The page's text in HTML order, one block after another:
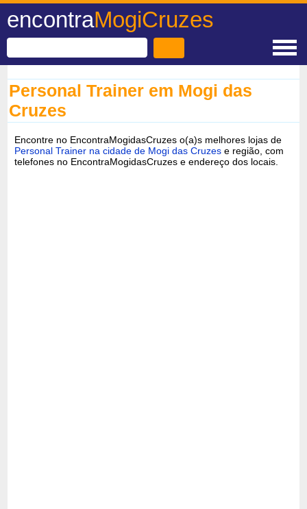
encontraMogiCruzes
Personal Trainer em Mogi das
Cruzes
Encontre no EncontraMogidasCruzes o(a)s melhores lojas de
Personal Trainer na cidade de Mogi das Cruzes e região, com
telefones no EncontraMogidasCruzes e endereço dos locais.